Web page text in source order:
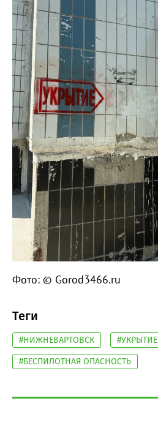
Фото: © Gorod3466.ru
Теги
#НИЖНЕВАРТОВСК #УКРЫТИЕ
#БЕСПИЛОТНАЯ ОПАСНОСТЬ